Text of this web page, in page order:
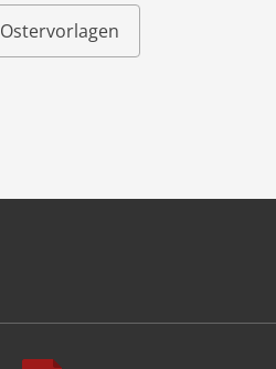
Ostervorlagen